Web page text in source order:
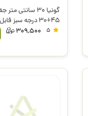
گونیا 30 سانتی
45+30 درجه سبز فابل
5
309,500